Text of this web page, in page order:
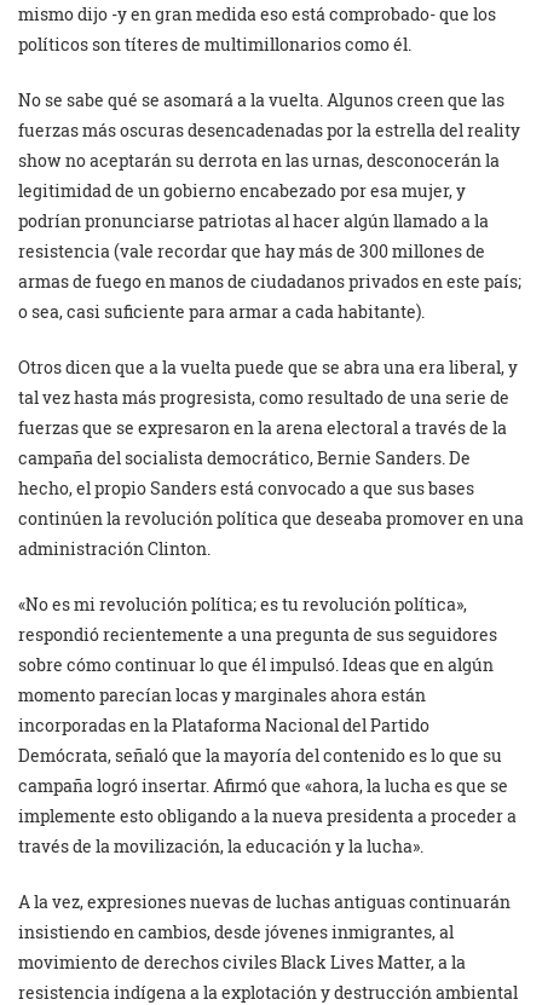
mismo dijo -y en gran medida eso está comprobado- que los
políticos son títeres de multimillonarios como él.
No se sabe qué se asomará a la vuelta. Algunos creen que las
fuerzas más oscuras desencadenadas por la estrella del reality
show no aceptarán su derrota en las urnas, desconocerán la
legitimidad de un gobierno encabezado por esa mujer, y
podrían pronunciarse patriotas al hacer algún llamado a la
resistencia (vale recordar que hay más de 300 millones de
armas de fuego en manos de ciudadanos privados en este país;
o sea, casi suficiente para armar a cada habitante).
Otros dicen que a la vuelta puede que se abra una era liberal, y
tal vez hasta más progresista, como resultado de una serie de
fuerzas que se expresaron en la arena electoral a través de la
campaña del socialista democrático, Bernie Sanders. De
hecho, el propio Sanders está convocado a que sus bases
continúen la revolución política que deseaba promover en una
administración Clinton.
«No es mi revolución política; es tu revolución política»,
respondió recientemente a una pregunta de sus seguidores
sobre cómo continuar lo que él impulsó. Ideas que en algún
momento parecían locas y marginales ahora están
incorporadas en la Plataforma Nacional del Partido
Demócrata, señaló que la mayoría del contenido es lo que su
campaña logró insertar. Afirmó que «ahora, la lucha es que se
implemente esto obligando a la nueva presidenta a proceder a
través de la movilización, la educación y la lucha».
A la vez, expresiones nuevas de luchas antiguas continuarán
insistiendo en cambios, desde jóvenes inmigrantes, al
movimiento de derechos civiles Black Lives Matter, a la
resistencia indígena a la explotación y destrucción ambiental